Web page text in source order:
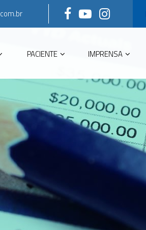
PACIENTE IMPRENSA